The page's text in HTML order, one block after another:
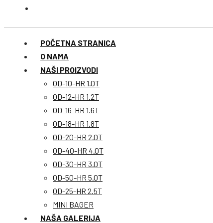
POČETNA STRANICA
O NAMA
NAŠI PROIZVODI
OD-10-HR 1.0T
OD-12-HR 1.2T
OD-16-HR 1.6T
OD-18-HR 1.8T
OD-20-HR 2.0T
OD-40-HR 4.0T
OD-30-HR 3.0T
OD-50-HR 5.0T
OD-25-HR 2.5T
MINI BAGER
NAŠA GALERIJA